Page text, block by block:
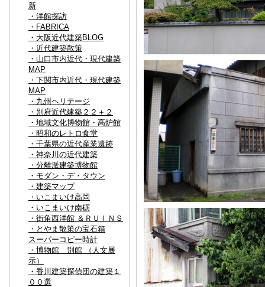
新
・洋館探訪
・FABRICA
・大阪近代建築BLOG
・近代建築散策
・山口市内近代・現代建築
MAP
・下関市内近代・現代建築
MAP
・九州ヘリテージ
・別府近代建築２２＋２
・地域文化博物館・高炉館
・昭和のレトロ食堂
・千葉県の近代産業遺跡
・神奈川の近代建築
・分離派建築博物館
・モダン・デ・タウン
・建築マップ
・いこまいけ高岡
・いこまいけ南砺
・街角西洋館 ＆ＲＵＩＮＳ
・とやま散策の宝石箱
スーパーコピー時計
・博物館 別館 （人文展
示）
・香川建築探偵団の建築１
００選